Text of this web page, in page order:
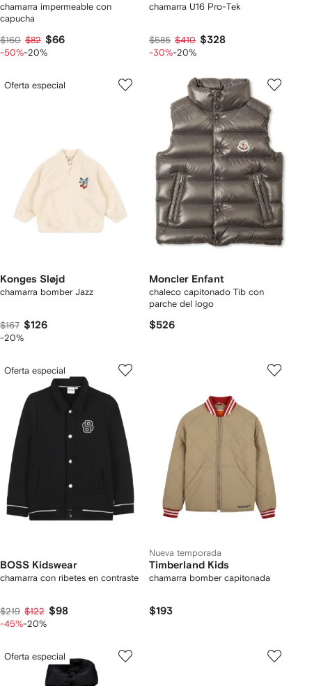
chamarra impermeable con
capucha
$160 $82 $66
-50%-20%
chamarra U16 Pro-Tek
$585 $410 $328
-30%-20%
Oferta especial
Konges Sløjd
chamarra bomber Jazz
$167 $126
-20%
Moncler Enfant
chaleco capitonado Tib con
parche del logo
$526
Oferta especial
BOSS Kidswear
chamarra con ribetes en contraste
$219 $122 $98
-45%-20%
Nueva temporada
Timberland Kids
chamarra bomber capitonada
$193
Oferta especial